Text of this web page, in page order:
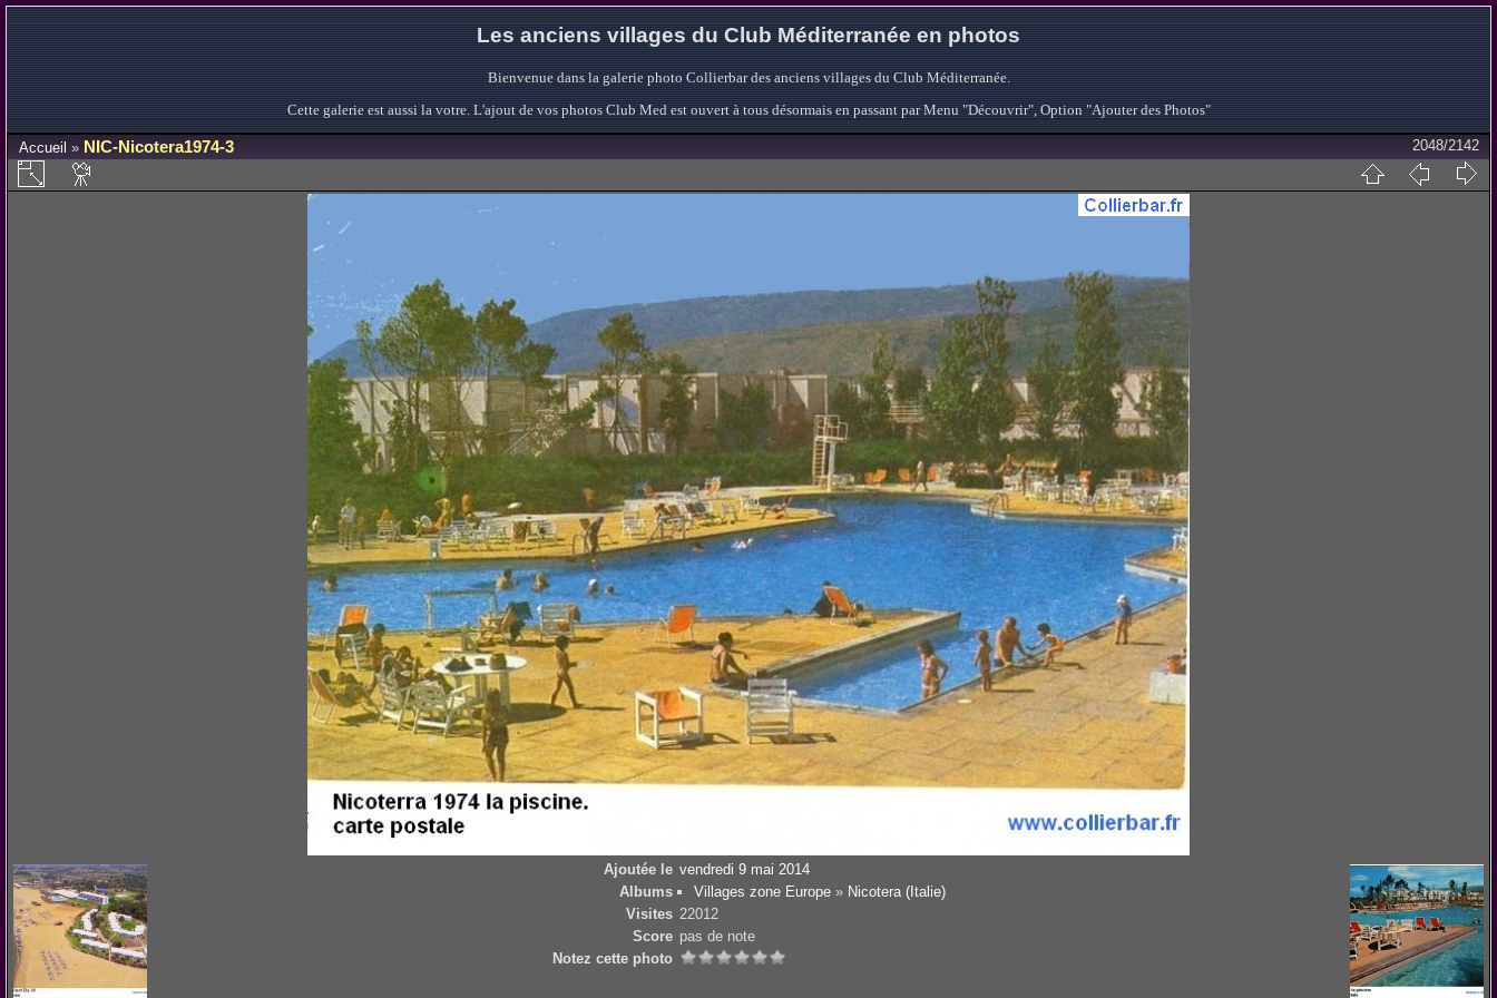
Les anciens villages du Club Méditerranée en photos
Bienvenue dans la galerie photo Collierbar des anciens villages du Club Méditerranée.
Cette galerie est aussi la votre. L'ajout de vos photos Club Med est ouvert à tous désormais en passant par Menu "Découvrir", Option "Ajouter des Photos"
Accueil » NIC-Nicotera1974-3 2048/2142
Ajoutée le vendredi 9 mai 2014
Albums
Villages zone Europe» Nicotera (Italie)
Visites 22012
Score pas de note
Notez cette photo